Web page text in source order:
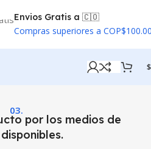
Envios Gratis a 🇨🇴
Compras superiores a
$
03.
por los medios de